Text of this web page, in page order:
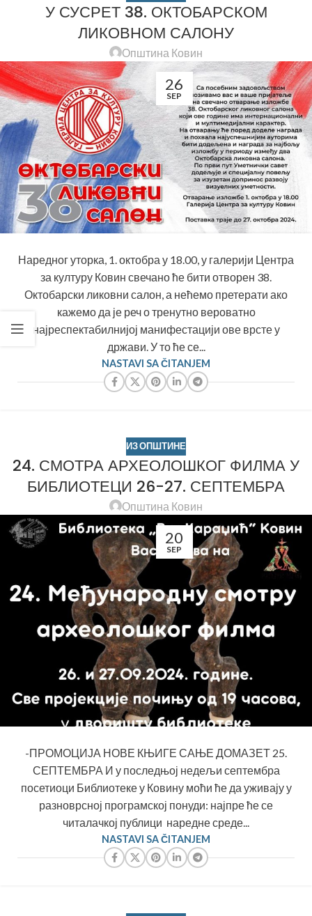
У СУСРЕТ 38. ОКТОБАРСКОМ
ЛИКОВНОМ САЛОНУ
Општина Ковин
26
SEP
Наредног уторка, 1. октобра у 18.00, у галерији Центра
за културу Ковин свечано ће бити отворен 38.
Октобарски ликовни салон, а нећемо претерати ако
кажемо да је реч о тренутно вероватно
најреспектабилнијој манифестацији ове врсте у
држави. У то ће се...
NASTAVI SA ČITANJEM
ИЗ ОПШТИНЕ
24. СМОТРА АРХЕОЛОШКОГ ФИЛМА У
БИБЛИОТЕЦИ 26-27. СЕПТЕМБРА
Општина Ковин
20
SEP
-ПРОМОЦИЈА НОВЕ КЊИГЕ САЊЕ ДОМАЗЕТ 25.
СЕПТЕМБРА И у последњој недељи септембра
посетиоци Библиотеке у Ковину моћи ће да уживају у
разноврсној програмској понуди: најпре ће се
читалачкој публици наредне среде...
NASTAVI SA ČITANJEM